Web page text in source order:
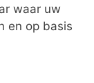
waar uw
en op basis